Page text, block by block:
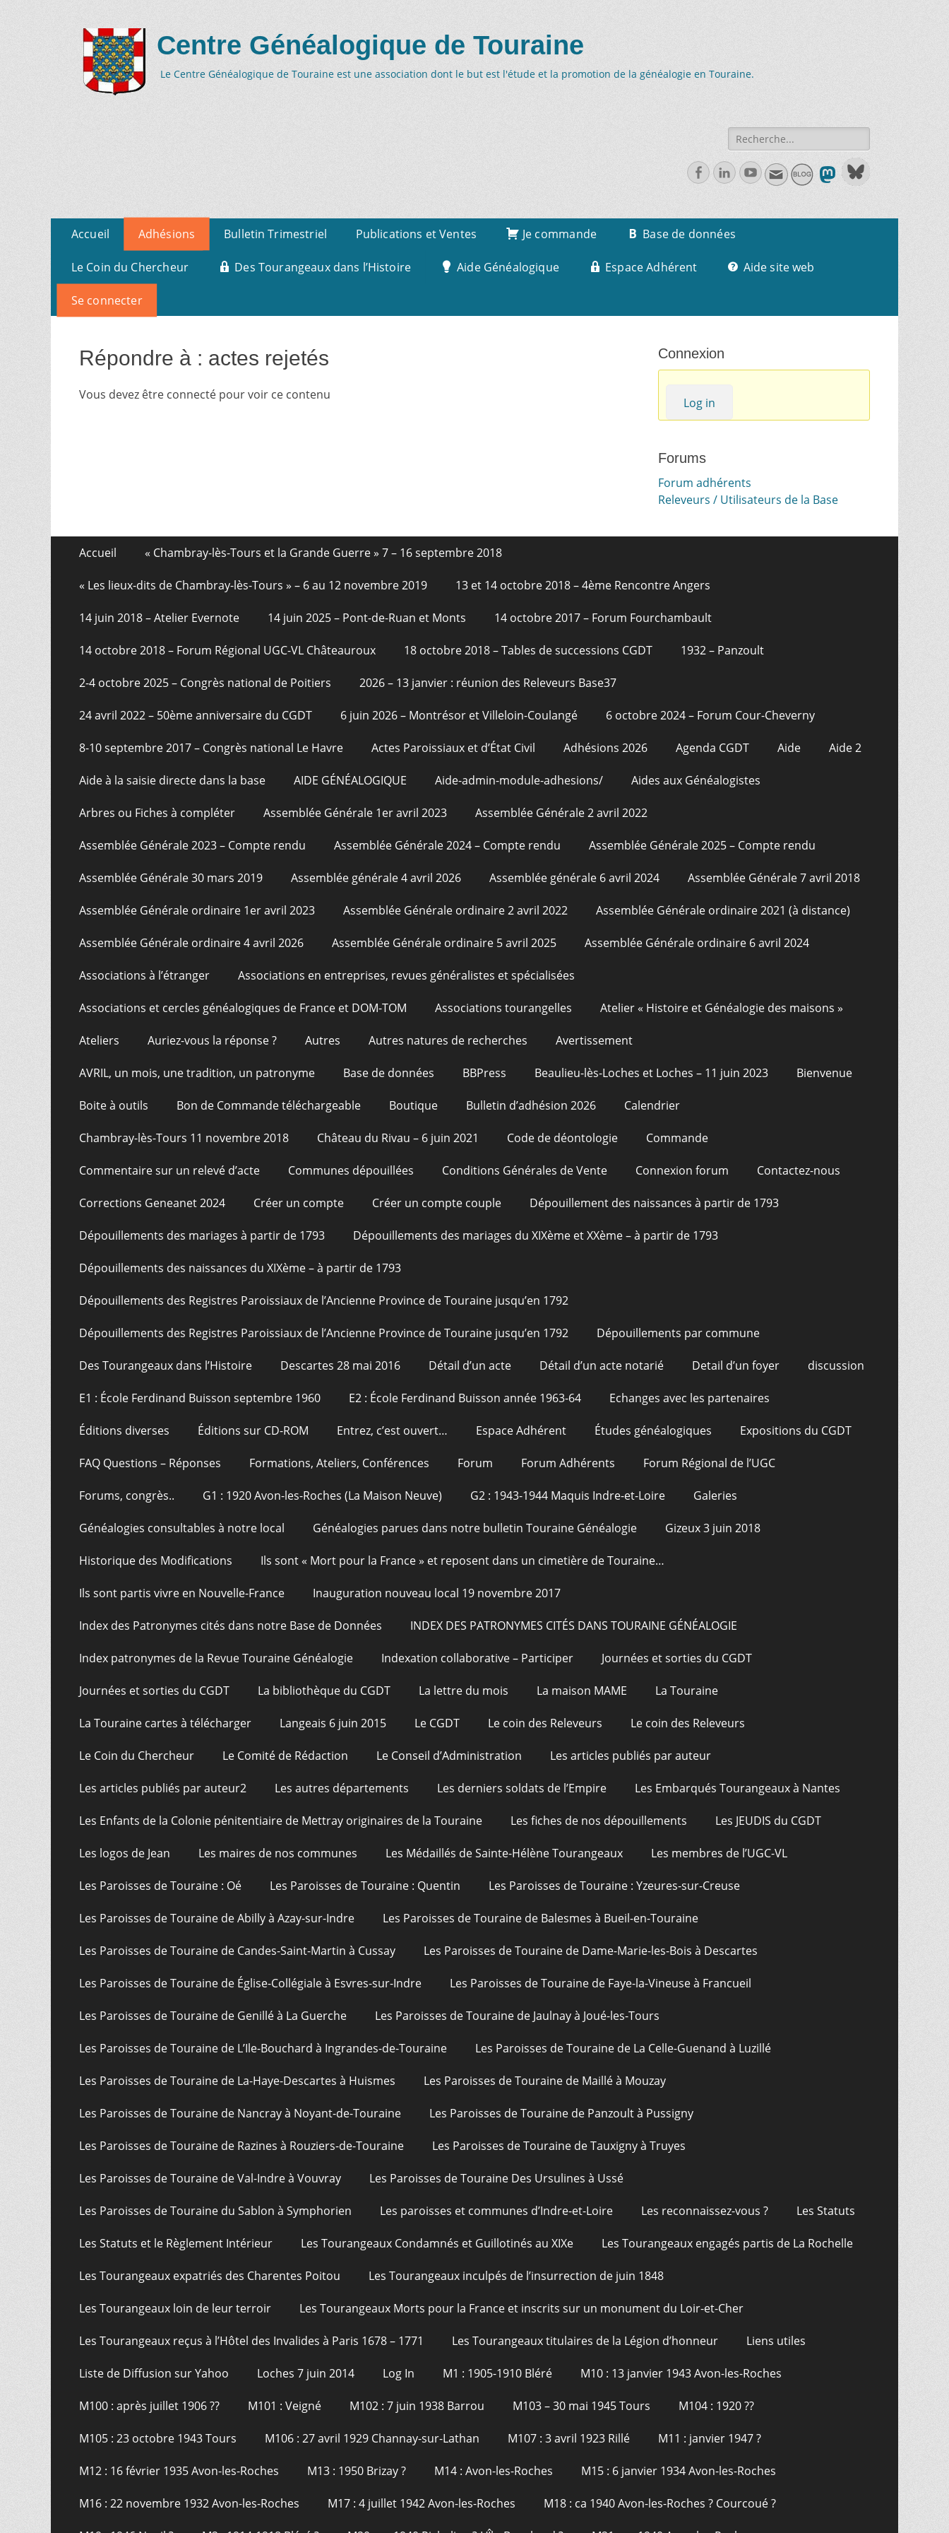
Centre Généalogique de Touraine
Le Centre Généalogique de Touraine est une association dont le but est l'étude et la promotion de la généalogie en Touraine.
Recherche
de:
FacebookLinkedlnYoutube
Menu
primaire
contenu
Accueil Adhésions Bulletin Trimestriel Publications et Ventes Je commande Base de données
Le Coin du Chercheur Des Tourangeaux dans l’Histoire Aide Généalogique Espace Adhérent Aide site web
Se connecter
Répondre à : actes rejetés
Vous devez être connecté pour voir ce contenu
Connexion
Log in
Forums
Forum adhérents
Releveurs / Utilisateurs de la Base
Menu
de
page
contenu
Accueil « Chambray-lès-Tours et la Grande Guerre » 7 – 16 septembre 2018
« Les lieux-dits de Chambray-lès-Tours » – 6 au 12 novembre 2019 13 et 14 octobre 2018 – 4ème Rencontre Angers
14 juin 2018 – Atelier Evernote 14 juin 2025 – Pont-de-Ruan et Monts 14 octobre 2017 – Forum Fourchambault
14 octobre 2018 – Forum Régional UGC-VL Châteauroux 18 octobre 2018 – Tables de successions CGDT 1932 – Panzoult
2-4 octobre 2025 – Congrès national de Poitiers 2026 – 13 janvier : réunion des Releveurs Base37
24 avril 2022 – 50ème anniversaire du CGDT 6 juin 2026 – Montrésor et Villeloin-Coulangé 6 octobre 2024 – Forum Cour-Cheverny
8-10 septembre 2017 – Congrès national Le Havre Actes Paroissiaux et d’État Civil Adhésions 2026 Agenda CGDT Aide Aide 2
Aide à la saisie directe dans la base AIDE GÉNÉALOGIQUE Aide-admin-module-adhesions/ Aides aux Généalogistes
Arbres ou Fiches à compléter Assemblée Générale 1er avril 2023 Assemblée Générale 2 avril 2022
Assemblée Générale 2023 – Compte rendu Assemblée Générale 2024 – Compte rendu Assemblée Générale 2025 – Compte rendu
Assemblée Générale 30 mars 2019 Assemblée générale 4 avril 2026 Assemblée générale 6 avril 2024 Assemblée Générale 7 avril 2018
Assemblée Générale ordinaire 1er avril 2023 Assemblée Générale ordinaire 2 avril 2022 Assemblée Générale ordinaire 2021 (à distance)
Assemblée Générale ordinaire 4 avril 2026 Assemblée Générale ordinaire 5 avril 2025 Assemblée Générale ordinaire 6 avril 2024
Associations à l’étranger Associations en entreprises, revues généralistes et spécialisées
Associations et cercles généalogiques de France et DOM-TOM Associations tourangelles Atelier « Histoire et Généalogie des maisons »
Ateliers Auriez-vous la réponse ? Autres Autres natures de recherches Avertissement
AVRIL, un mois, une tradition, un patronyme Base de données BBPress Beaulieu-lès-Loches et Loches – 11 juin 2023 Bienvenue
Boite à outils Bon de Commande téléchargeable Boutique Bulletin d’adhésion 2026 Calendrier
Chambray-lès-Tours 11 novembre 2018 Château du Rivau – 6 juin 2021 Code de déontologie Commande
Commentaire sur un relevé d’acte Communes dépouillées Conditions Générales de Vente Connexion forum Contactez-nous
Corrections Geneanet 2024 Créer un compte Créer un compte couple Dépouillement des naissances à partir de 1793
Dépouillements des mariages à partir de 1793 Dépouillements des mariages du XIXème et XXème – à partir de 1793
Dépouillements des naissances du XIXème – à partir de 1793
Dépouillements des Registres Paroissiaux de l’Ancienne Province de Touraine jusqu’en 1792
Dépouillements des Registres Paroissiaux de l’Ancienne Province de Touraine jusqu’en 1792 Dépouillements par commune
Des Tourangeaux dans l’Histoire Descartes 28 mai 2016 Détail d’un acte Détail d’un acte notarié Detail d’un foyer discussion
E1 : École Ferdinand Buisson septembre 1960 E2 : École Ferdinand Buisson année 1963-64 Echanges avec les partenaires
Éditions diverses Éditions sur CD-ROM Entrez, c’est ouvert… Espace Adhérent Études généalogiques Expositions du CGDT
FAQ Questions – Réponses Formations, Ateliers, Conférences Forum Forum Adhérents Forum Régional de l’UGC
Forums, congrès.. G1 : 1920 Avon-les-Roches (La Maison Neuve) G2 : 1943-1944 Maquis Indre-et-Loire Galeries
Généalogies consultables à notre local Généalogies parues dans notre bulletin Touraine Généalogie Gizeux 3 juin 2018
Historique des Modifications Ils sont « Mort pour la France » et reposent dans un cimetière de Touraine…
Ils sont partis vivre en Nouvelle-France Inauguration nouveau local 19 novembre 2017
Index des Patronymes cités dans notre Base de Données INDEX DES PATRONYMES CITÉS DANS TOURAINE GÉNÉALOGIE
Index patronymes de la Revue Touraine Généalogie Indexation collaborative – Participer Journées et sorties du CGDT
Journées et sorties du CGDT La bibliothèque du CGDT La lettre du mois La maison MAME La Touraine
La Touraine cartes à télécharger Langeais 6 juin 2015 Le CGDT Le coin des Releveurs Le coin des Releveurs
Le Coin du Chercheur Le Comité de Rédaction Le Conseil d’Administration Les articles publiés par auteur
Les articles publiés par auteur2 Les autres départements Les derniers soldats de l’Empire Les Embarqués Tourangeaux à Nantes
Les Enfants de la Colonie pénitentiaire de Mettray originaires de la Touraine Les fiches de nos dépouillements Les JEUDIS du CGDT
Les logos de Jean Les maires de nos communes Les Médaillés de Sainte-Hélène Tourangeaux Les membres de l’UGC-VL
Les Paroisses de Touraine : Oé Les Paroisses de Touraine : Quentin Les Paroisses de Touraine : Yzeures-sur-Creuse
Les Paroisses de Touraine de Abilly à Azay-sur-Indre Les Paroisses de Touraine de Balesmes à Bueil-en-Touraine
Les Paroisses de Touraine de Candes-Saint-Martin à Cussay Les Paroisses de Touraine de Dame-Marie-les-Bois à Descartes
Les Paroisses de Touraine de Église-Collégiale à Esvres-sur-Indre Les Paroisses de Touraine de Faye-la-Vineuse à Francueil
Les Paroisses de Touraine de Genillé à La Guerche Les Paroisses de Touraine de Jaulnay à Joué-les-Tours
Les Paroisses de Touraine de L’Ile-Bouchard à Ingrandes-de-Touraine Les Paroisses de Touraine de La Celle-Guenand à Luzillé
Les Paroisses de Touraine de La-Haye-Descartes à Huismes Les Paroisses de Touraine de Maillé à Mouzay
Les Paroisses de Touraine de Nancray à Noyant-de-Touraine Les Paroisses de Touraine de Panzoult à Pussigny
Les Paroisses de Touraine de Razines à Rouziers-de-Touraine Les Paroisses de Touraine de Tauxigny à Truyes
Les Paroisses de Touraine de Val-Indre à Vouvray Les Paroisses de Touraine Des Ursulines à Ussé
Les Paroisses de Touraine du Sablon à Symphorien Les paroisses et communes d’Indre-et-Loire Les reconnaissez-vous ? Les Statuts
Les Statuts et le Règlement Intérieur Les Tourangeaux Condamnés et Guillotinés au XIXe Les Tourangeaux engagés partis de La Rochelle
Les Tourangeaux expatriés des Charentes Poitou Les Tourangeaux inculpés de l’insurrection de juin 1848
Les Tourangeaux loin de leur terroir Les Tourangeaux Morts pour la France et inscrits sur un monument du Loir-et-Cher
Les Tourangeaux reçus à l’Hôtel des Invalides à Paris 1678 – 1771 Les Tourangeaux titulaires de la Légion d’honneur Liens utiles
Liste de Diffusion sur Yahoo Loches 7 juin 2014 Log In M1 : 1905-1910 Bléré M10 : 13 janvier 1943 Avon-les-Roches
M100 : après juillet 1906 ?? M101 : Veigné M102 : 7 juin 1938 Barrou M103 – 30 mai 1945 Tours M104 : 1920 ??
M105 : 23 octobre 1943 Tours M106 : 27 avril 1929 Channay-sur-Lathan M107 : 3 avril 1923 Rillé M11 : janvier 1947 ?
M12 : 16 février 1935 Avon-les-Roches M13 : 1950 Brizay ? M14 : Avon-les-Roches M15 : 6 janvier 1934 Avon-les-Roches
M16 : 22 novembre 1932 Avon-les-Roches M17 : 4 juillet 1942 Avon-les-Roches M18 : ca 1940 Avon-les-Roches ? Courcoué ?